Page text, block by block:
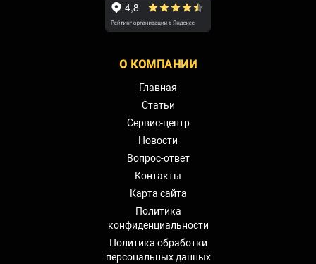
О КОМПАНИИ
Главная
Статьи
Сервис-центр
Новости
Вопрос-ответ
Контакты
Карта сайта
Политика
конфиденциальности
Политика обработки
персональных данных